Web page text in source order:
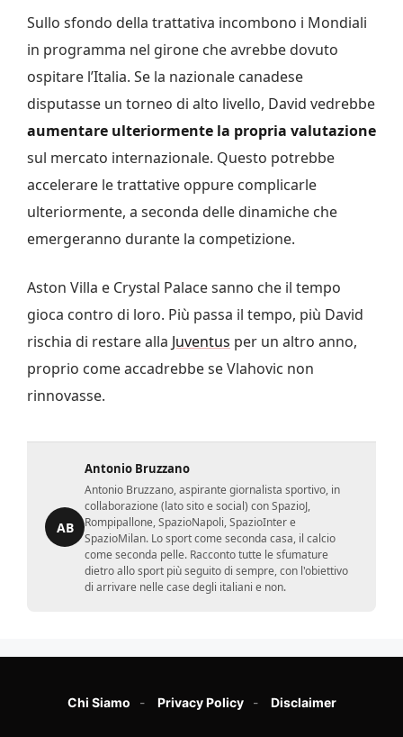
Sullo sfondo della trattativa incombono i Mondiali
in programma nel girone che avrebbe dovuto
ospitare l’Italia. Se la nazionale canadese
disputasse un torneo di alto livello, David vedrebbe
aumentare ulteriormente la propria valutazione
sul mercato internazionale. Questo potrebbe
accelerare le trattative oppure complicarle
ulteriormente, a seconda delle dinamiche che
emergeranno durante la competizione.
Aston Villa e Crystal Palace sanno che il tempo
gioca contro di loro. Più passa il tempo, più David
rischia di restare alla Juventus per un altro anno,
proprio come accadrebbe se Vlahovic non
rinnovasse.
AB
Antonio Bruzzano
Antonio Bruzzano, aspirante giornalista sportivo, in
collaborazione (lato sito e social) con SpazioJ,
Rompipallone, SpazioNapoli, SpazioInter e
SpazioMilan. Lo sport come seconda casa, il calcio
come seconda pelle. Racconto tutte le sfumature
dietro allo sport più seguito di sempre, con l'obiettivo
di arrivare nelle case degli italiani e non.
Chi Siamo Privacy Policy Disclaimer